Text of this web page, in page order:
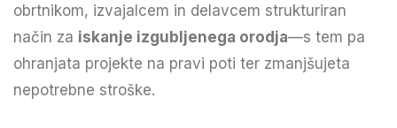
obrtnikom, izvajalcem in delavcem strukturiran
način za iskanje izgubljenega orodja—s tem pa
ohranjata projekte na pravi poti ter zmanjšujeta
nepotrebne stroške.